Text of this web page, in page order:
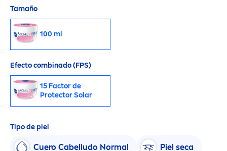
Tamaño
100 ml
Efecto combinado (FPS)
15 Factor de
Protector Solar
Tipo de piel
Cuero Cabelludo Normal Piel seca